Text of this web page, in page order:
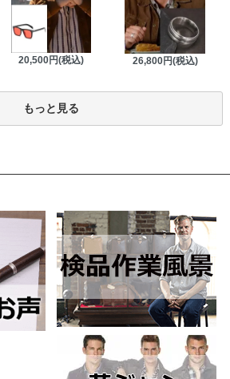
20,500円(税込) 26,800円(税込)
もっと見る